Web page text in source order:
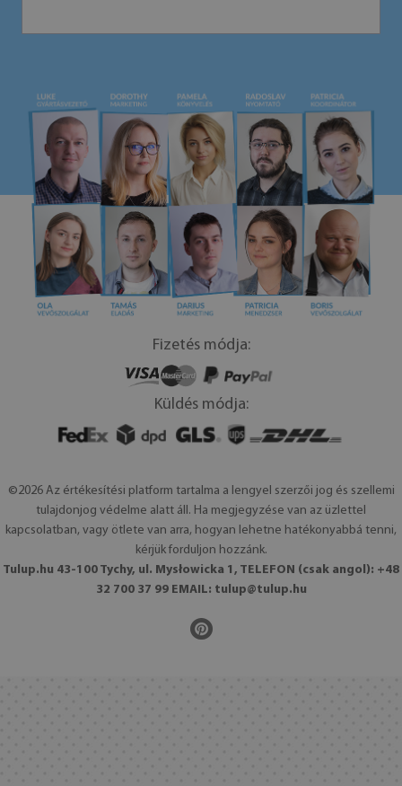
Fizetés módja:
Küldés módja:
©2026 Az értékesítési platform tartalma a lengyel szerzői jog és szellemi
tulajdonjog védelme alatt áll. Ha megjegyzése van az üzlettel
kapcsolatban, vagy ötlete van arra, hogyan lehetne hatékonyabbá tenni,
kérjük forduljon hozzánk.
Tulup.hu 43-100 Tychy, ul. Mysłowicka 1, TELEFON (csak angol): +48
32 700 37 99 EMAIL: tulup@tulup.hu